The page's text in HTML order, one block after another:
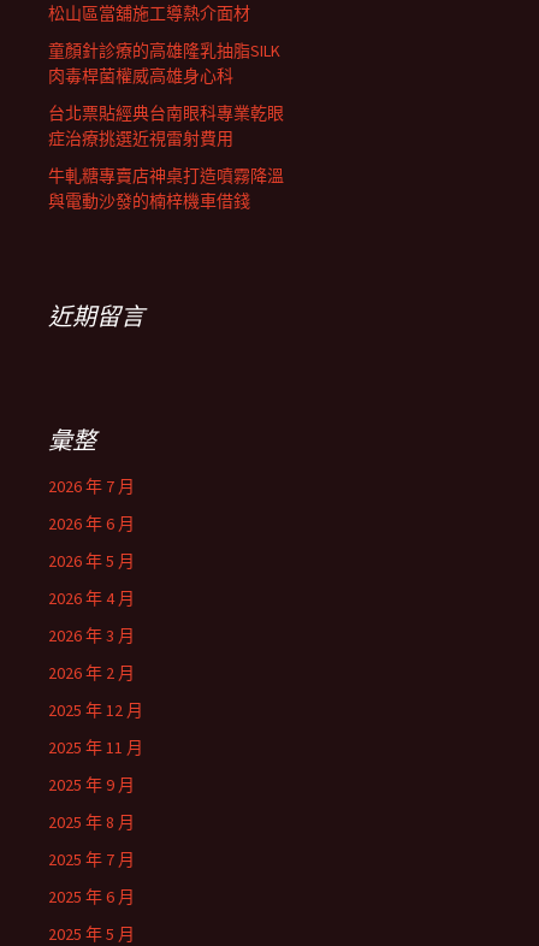
松山區當舖施工導熱介面材
童顏針診療的高雄隆乳抽脂SILK
肉毒桿菌權威高雄身心科
台北票貼經典台南眼科專業乾眼
症治療挑選近視雷射費用
牛軋糖專賣店神桌打造噴霧降溫
與電動沙發的楠梓機車借錢
近期留言
彙整
2026 年 7 月
2026 年 6 月
2026 年 5 月
2026 年 4 月
2026 年 3 月
2026 年 2 月
2025 年 12 月
2025 年 11 月
2025 年 9 月
2025 年 8 月
2025 年 7 月
2025 年 6 月
2025 年 5 月